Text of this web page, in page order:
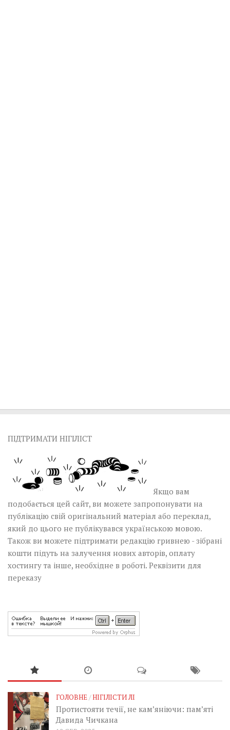
ПІДТРИМАТИ НІГІЛІСТ
Якщо вам
подобається цей сайт, ви можете запропонувати на
публікацію свій оригінальний матеріал або переклад,
який до цього не публікувався українською мовою.
Також ви можете підтримати редакцію гривнею - зібрані
кошти підуть на залучення нових авторів, оплату
хостингу та інше, необхідне в роботі. Реквізити для
переказу
ГОЛОВНЕ/НІГІЛІСТИ ЛІ
Протистояти течії, не кам’яніючи: пам’яті
Давида Чичкана